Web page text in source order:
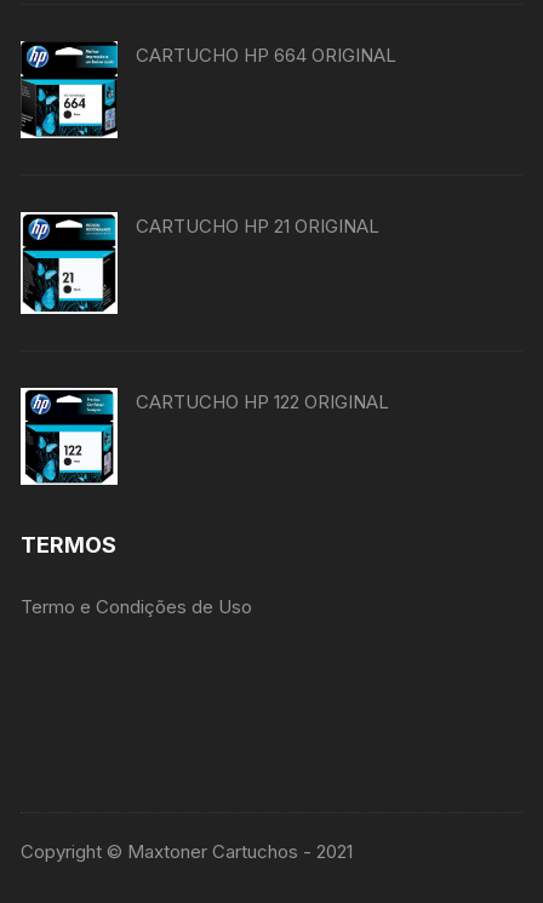
CARTUCHO HP 664 ORIGINAL
CARTUCHO HP 21 ORIGINAL
CARTUCHO HP 122 ORIGINAL
TERMOS
Termo e Condições de Uso